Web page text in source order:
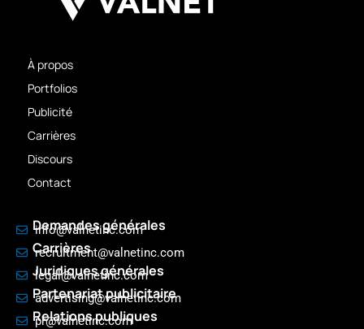
À propos
Portfolios
Publicité
Carrières
Discours
Contact
Demandes générales
info@valnetinc.com
Carrières
recruitment@valnetinc.com
Juridiques générales
legal@valnetinc.com
Partenariat publicitaire
advertising@valnetinc.com
Relations publiques
pr@valnetinc.com